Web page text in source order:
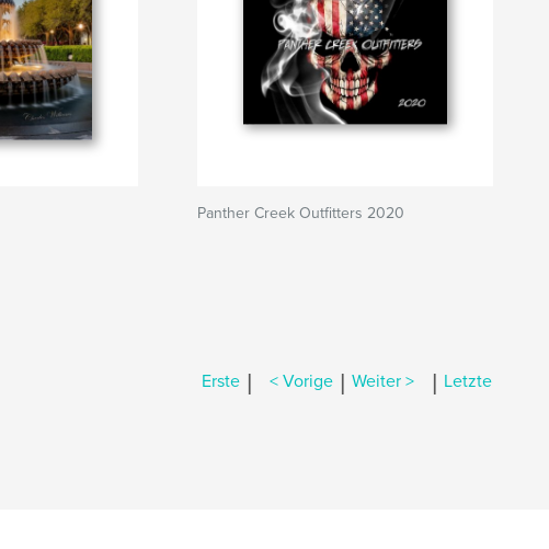
Panther Creek Outfitters 2020
Erste | < Vorige | Weiter > | Letzte